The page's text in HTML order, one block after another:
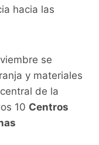
hacia las
se
y materiales
de la
10 Centros